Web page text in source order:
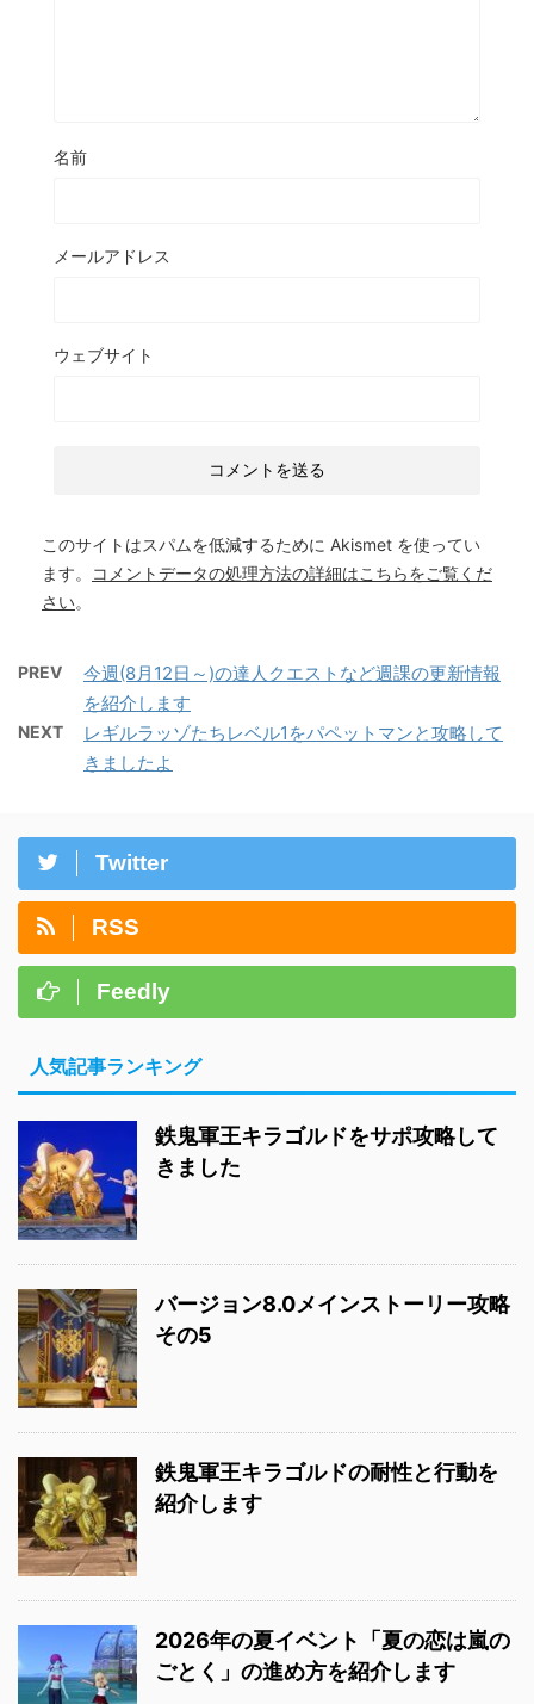
名前
メールアドレス
ウェブサイト
このサイトはスパムを低減するために Akismet を使ってい
ます。
コメントデータの処理方法の詳細はこちらをご覧くだ
さい。
PREV
今週(8月12日～)の達人クエストなど週課の更新情報
を紹介します
NEXT
レギルラッゾたちレベル1をパペットマンと攻略して
きましたよ
Twitter
RSS
Feedly
人気記事ランキング
鉄鬼軍王キラゴルドをサポ攻略して
きました
バージョン8.0メインストーリー攻略
その5
鉄鬼軍王キラゴルドの耐性と行動を
紹介します
2026年の夏イベント「夏の恋は嵐の
ごとく」の進め方を紹介します